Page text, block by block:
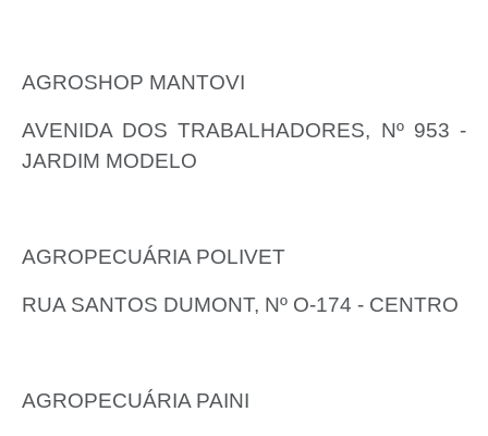
AGROSHOP MANTOVI
AVENIDA DOS TRABALHADORES, Nº 953 -
JARDIM MODELO
AGROPECUÁRIA POLIVET
RUA SANTOS DUMONT, Nº O-174 - CENTRO
AGROPECUÁRIA PAINI